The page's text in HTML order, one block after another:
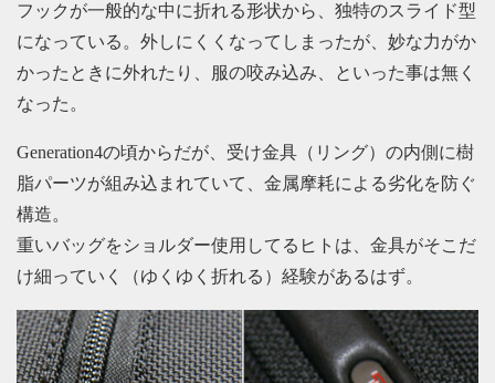
フックが一般的な中に折れる形状から、独特のスライド型
になっている。外しにくくなってしまったが、妙な力がか
かったときに外れたり、服の咬み込み、といった事は無く
なった。
Generation4の頃からだが、受け金具（リング）の内側に樹
脂パーツが組み込まれていて、金属摩耗による劣化を防ぐ
構造。
重いバッグをショルダー使用してるヒトは、金具がそこだ
け細っていく（ゆくゆく折れる）経験があるはず。